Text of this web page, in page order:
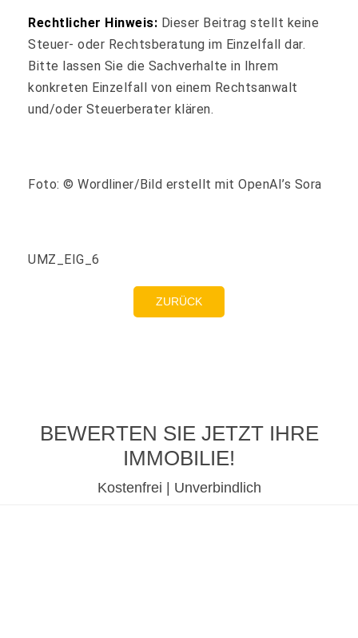
Rechtlicher Hinweis: Dieser Beitrag stellt keine
Steuer- oder Rechtsberatung im Einzelfall dar.
Bitte lassen Sie die Sachverhalte in Ihrem
konkreten Einzelfall von einem Rechtsanwalt
und/oder Steuerberater klären.
Foto: © Wordliner/Bild erstellt mit OpenAI’s Sora
UMZ_EIG_6
ZURÜCK
BEWERTEN SIE JETZT IHRE
IMMOBILIE!
Kostenfrei | Unverbindlich